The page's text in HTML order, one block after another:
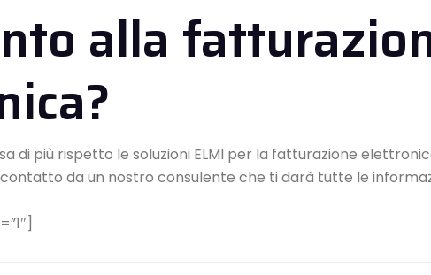
alla
di più rispetto le soluzioni ELMI per la fatturazione
da un nostro consulente che ti darà tutte le